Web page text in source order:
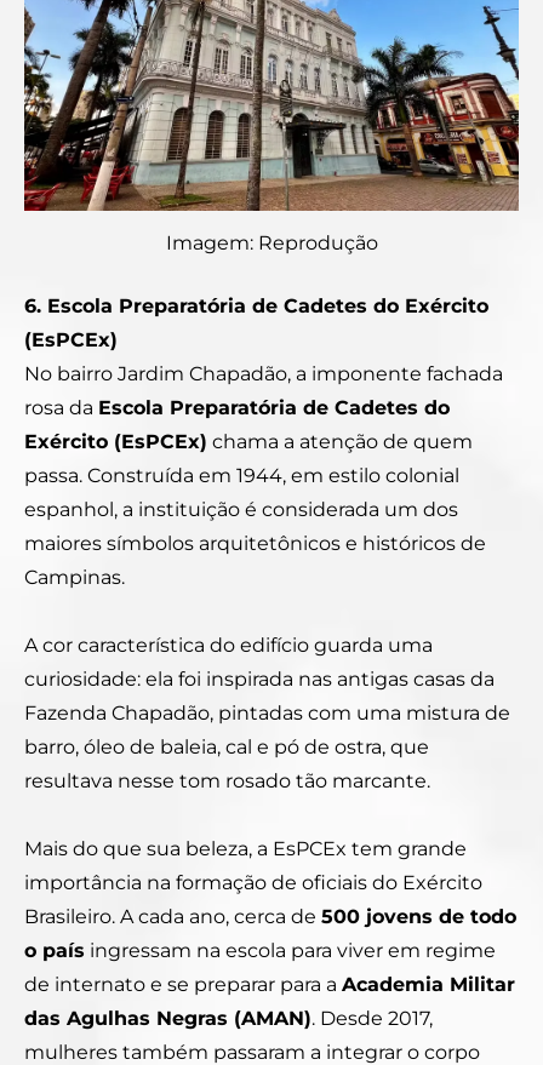
Imagem: Reprodução
6. Escola Preparatória de Cadetes do Exército
(EsPCEx)
No bairro Jardim Chapadão, a imponente fachada
rosa da Escola Preparatória de Cadetes do
Exército (EsPCEx) chama a atenção de quem
passa. Construída em 1944, em estilo colonial
espanhol, a instituição é considerada um dos
maiores símbolos arquitetônicos e históricos de
Campinas.
A cor característica do edifício guarda uma
curiosidade: ela foi inspirada nas antigas casas da
Fazenda Chapadão, pintadas com uma mistura de
barro, óleo de baleia, cal e pó de ostra, que
resultava nesse tom rosado tão marcante.
Mais do que sua beleza, a EsPCEx tem grande
importância na formação de oficiais do Exército
Brasileiro. A cada ano, cerca de 500 jovens de todo
o país ingressam na escola para viver em regime
de internato e se preparar para a Academia Militar
das Agulhas Negras (AMAN). Desde 2017,
mulheres também passaram a integrar o corpo